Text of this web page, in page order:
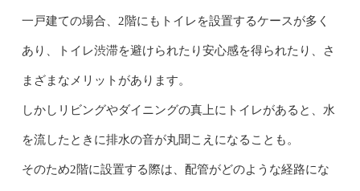
一戸建ての場合、2階にもトイレを設置するケースが多く
あり、トイレ渋滞を避けられたり安心感を得られたり、さ
まざまなメリットがあります。
しかしリビングやダイニングの真上にトイレがあると、水
を流したときに排水の音が丸聞こえになることも。
そのため2階に設置する際は、配管がどのような経路にな